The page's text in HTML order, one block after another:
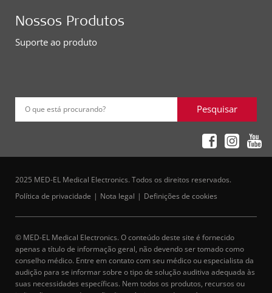
Nossos Produtos
Suporte ao produto
O que está procurando? Pesquisar
2025 MED-EL Medical Electronics. Todos os direitos reservados.
Política de privacidade
Nota legal Definições de cookies
© MED-EL Medical Electronics. O conteúdo deste site é fornecido
apenas a título de informação geral, não devendo ser tomado como
conselho médico. Entre em contato com seu médico ou especialista da
audição para se informar sobre o tipo de solução auditiva adequada às
suas necessidades específicas. Nem todos os produtos, recursos ou